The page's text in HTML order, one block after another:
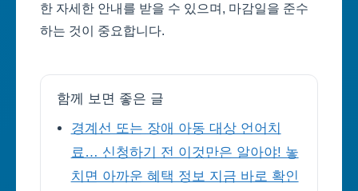
한 자세한 안내를 받을 수 있으며, 마감일을 준수
하는 것이 중요합니다.
함께 보면 좋은 글
경계선 또는 장애 아동 대상 언어치
료… 신청하기 전 이것만은 알아야! 놓
치면 아까운 혜택 정보 지금 바로 확인